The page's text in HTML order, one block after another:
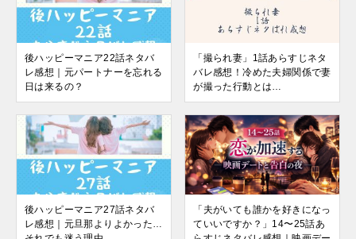
後ハッピーマニア22話ネタバ
レ感想｜元パートナーを忘れる
日は来るの？
「撮られ妻」1話あらすじネタ
バレ感想！冷めた夫婦関係で妻
が撮った行動とは…
後ハッピーマニア27話ネタバ
レ感想｜元旦那よりよかった…
「夫がいても誰かを好きになっ
ていいですか？」14〜25話あ